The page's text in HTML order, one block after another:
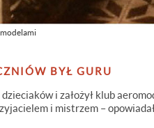
BYŁ GURU
i założył klub
i mistrzem –